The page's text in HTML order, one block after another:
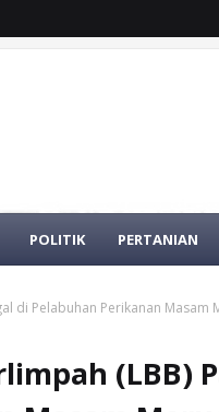
POLITIK PERTANIAN
di Pelabuhan Perikanan Masam
(LBB)